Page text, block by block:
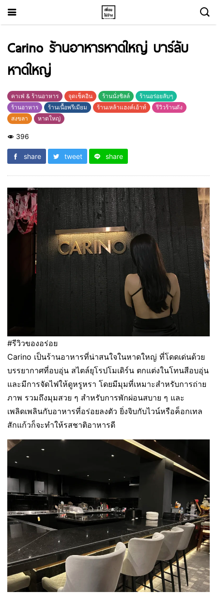
Carino ร้านอาหารหาดใหญ่ บาร์ลับ
หาดใหญ่
คาเฟ่ & ร้านอาหาร จุดเช็คอิน ร้านนั่งชิลล์
ร้านอร่อยลับๆ
ร้านอาหาร
ร้านเนื้อพรีเมียม ร้านเหล้าแฮงค์เอ้าท์
รีวิวร้านดัง
สงขลา
หาดใหญ่
396
share tweet share
#รีวิวของอร่อย
Carino เป็นร้านอาหารที่น่าสนใจในหาดใหญ่ ที่โดดเด่นด้วย
บรรยากาศที่อบอุ่น สไตล์ยุโรปโมเดิร์น ตกแต่งในโทนสีอบอุ่น
และมีการจัดไฟให้ดูหรูหรา โดยมีมุมที่เหมาะสำหรับการถ่าย
ภาพ รวมถึงมุมสวย ๆ สำหรับการพักผ่อนสบาย ๆ และ
เพลิดเพลินกับอาหารที่อร่อยลงตัว ยิ่งจิบกับไวน์หรือค็อกเทล
สักแก้วก็จะทำให้รสชาติอาหารดี